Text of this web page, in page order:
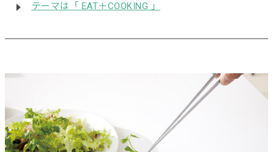
テーマは「 EAT＋COOKING 」